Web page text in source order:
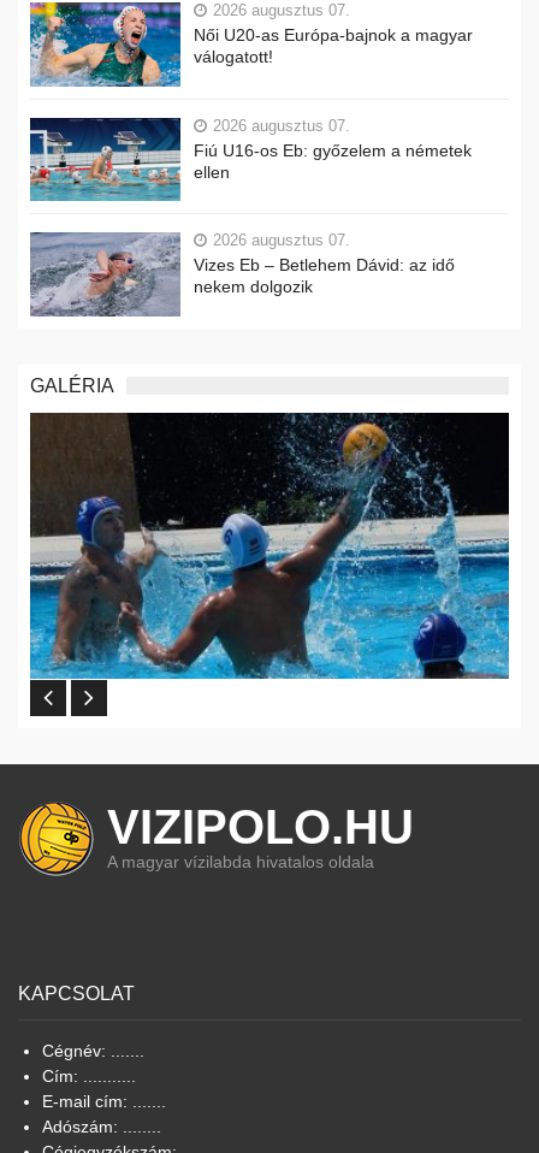
2026 augusztus 07.
Női U20-as Európa-bajnok a magyar
válogatott!
2026 augusztus 07.
Fiú U16-os Eb: győzelem a németek
ellen
2026 augusztus 07.
Vizes Eb – Betlehem Dávid: az idő
nekem dolgozik
GALÉRIA
VIZIPOLO.HU
A magyar vízilabda hivatalos oldala
KAPCSOLAT
Cégnév: .......
Cím: ...........
E-mail cím: .......
Adószám: ........